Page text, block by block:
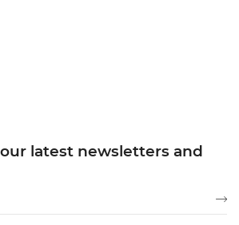
latest newsletters and